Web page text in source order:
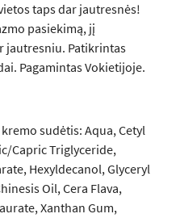
taps dar jautresnės!
pasiekimą, jį
jautresniu. Patikrintas
Pagamintas Vokietijoje.
sudėtis: Aqua, Cetyl
Capric Triglyceride,
Hexyldecanol, Glyceryl
Oil, Cera Flava,
Xanthan Gum,